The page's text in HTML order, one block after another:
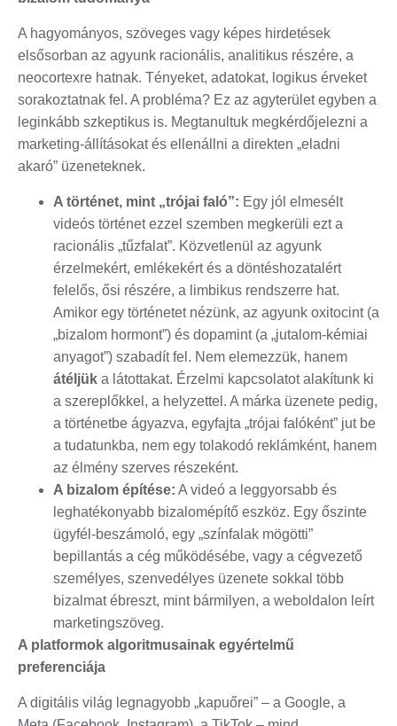
A hagyományos, szöveges vagy képes hirdetések
elsősorban az agyunk racionális, analitikus részére, a
neocortexre hatnak. Tényeket, adatokat, logikus érveket
sorakoztatnak fel. A probléma? Ez az agyterület egyben a
leginkább szkeptikus is. Megtanultuk megkérdőjelezni a
marketing-állításokat és ellenállni a direkten „eladni
akaró” üzeneteknek.
A történet, mint „trójai faló”: Egy jól elmesélt
videós történet ezzel szemben megkerüli ezt a
racionális „tűzfalat”. Közvetlenül az agyunk
érzelmekért, emlékekért és a döntéshozatalért
felelős, ősi részére, a limbikus rendszerre hat.
Amikor egy történetet nézünk, az agyunk oxitocint (a
„bizalom hormont”) és dopamint (a „jutalom-kémiai
anyagot”) szabadít fel. Nem elemezzük, hanem
átéljük a látottakat. Érzelmi kapcsolatot alakítunk ki
a szereplőkkel, a helyzettel. A márka üzenete pedig,
a történetbe ágyazva, egyfajta „trójai falóként” jut be
a tudatunkba, nem egy tolakodó reklámként, hanem
az élmény szerves részeként.
A bizalom építése: A videó a leggyorsabb és
leghatékonyabb bizalomépítő eszköz. Egy őszinte
ügyfél-beszámoló, egy „színfalak mögötti”
bepillantás a cég működésébe, vagy a cégvezető
személyes, szenvedélyes üzenete sokkal több
bizalmat ébreszt, mint bármilyen, a weboldalon leírt
marketingszöveg.
A platformok algoritmusainak egyértelmű
preferenciája
A digitális világ legnagyobb „kapuőrei” – a Google, a